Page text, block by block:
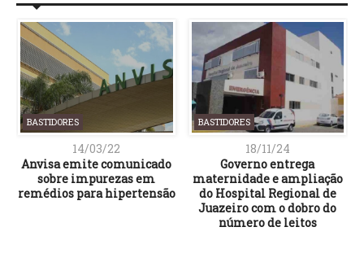
BASTIDORES
14/03/22
Anvisa emite comunicado
sobre impurezas em
remédios para hipertensão
BASTIDORES
18/11/24
Governo entrega
maternidade e ampliação
do Hospital Regional de
Juazeiro com o dobro do
número de leitos